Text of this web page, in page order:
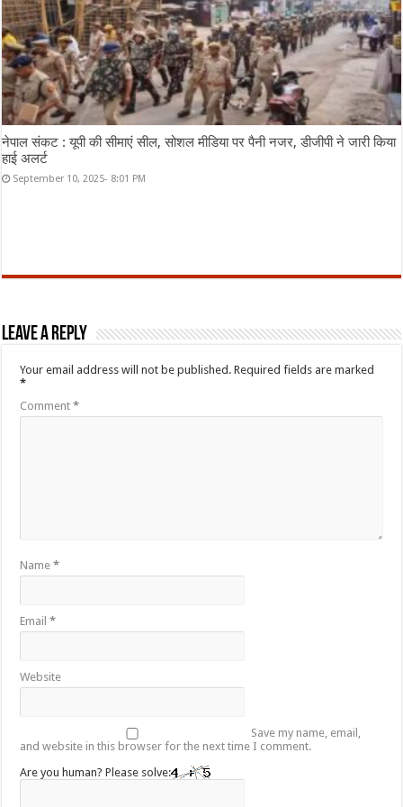
नेपाल संकट : यूपी की सीमाएं सील, सोशल मीडिया पर पैनी नजर, डीजीपी ने जारी किया
हाई अलर्ट
September 10, 2025- 8:01 PM
Leave a Reply
Your email address will not be published. Required fields are marked
*
Comment*
Name*
Email*
Website
Save my name, email,
and website in this browser for the next time I comment.
Are you human? Please solve: